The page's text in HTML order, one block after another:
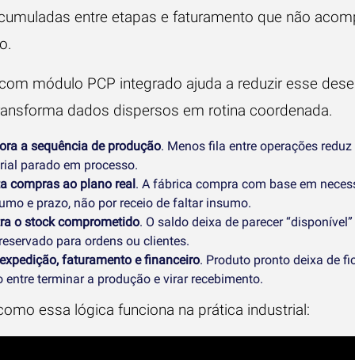
entre etapas e faturamento que não
módulo PCP integrado ajuda a reduzir esse
dados dispersos em rotina coordenada.
a sequência de produção. Menos fila entre operações
parado em processo.
compras ao plano real. A fábrica compra com base em
e prazo, não por receio de faltar insumo.
o stock comprometido. O saldo deixa de parecer
para ordens ou clientes.
faturamento e financeiro. Produto pronto deixa de
entre terminar a produção e virar recebimento.
essa lógica funciona na prática industrial: